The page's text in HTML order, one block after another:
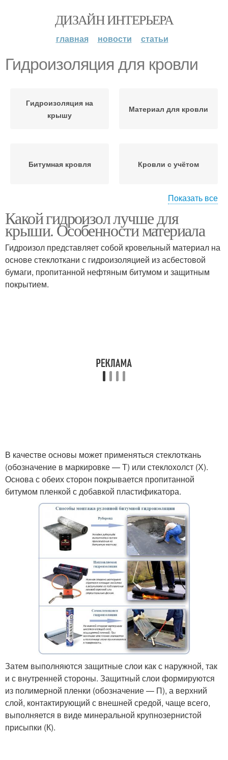
ДИЗАЙН ИНТЕРЬЕРА
главная новости статьи
Гидроизоляция для кровли
Гидроизоляция на
крышу
Материал для кровли
Битумная кровля Кровли с учётом
Битумные кровли
гидроизоляция
Бюджетная
гидроизоляция
Старая кровля
Показать все
Какой гидроизол лучше для
крыши. Особенности материала
Гидроизол представляет собой кровельный материал на
основе стеклоткани с гидроизоляцией из асбестовой
бумаги, пропитанной нефтяным битумом и защитным
покрытием.
В качестве основы может применяться стеклоткань
(обозначение в маркировке — Т) или стеклохолст (Х).
Основа с обеих сторон покрывается пропитанной
битумом пленкой с добавкой пластификатора.
Затем выполняются защитные слои как с наружной, так
и с внутренней стороны. Защитный слои формируются
из полимерной пленки (обозначение — П), а верхний
слой, контактирующий с внешней средой, чаще всего,
выполняется в виде минеральной крупнозернистой
присыпки (К).